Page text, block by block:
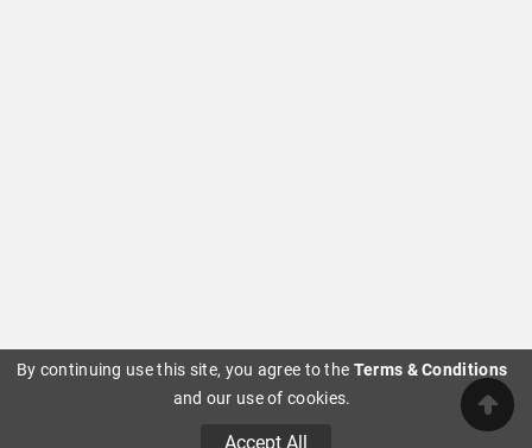
By continuing use this site, you agree to the Terms & Conditions
and our use of cookies.
Accept All